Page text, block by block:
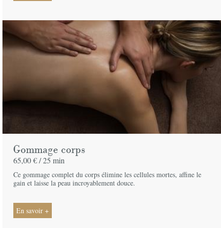
Gommage corps
65,00 € /25 min
Ce gommage complet du corps élimine les cellules mortes, affine le
gain et laisse la peau incroyablement douce.
En savoir +